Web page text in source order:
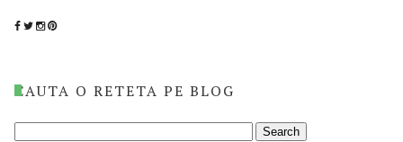
CAUTA O RETETA PE BLOG